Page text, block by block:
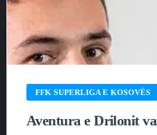
FFK SUPERLIGA E KOSOVËS
Aventura e Drilonit